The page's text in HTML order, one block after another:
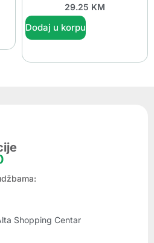
29.25 KM
Dodaj u korpu
Shopping Centar